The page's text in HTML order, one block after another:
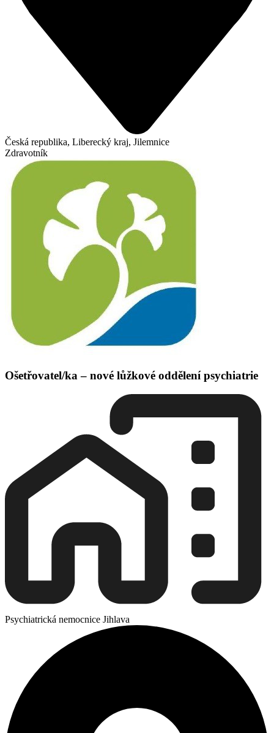
Česká republika, Liberecký kraj, Jilemnice
Zdravotník
Ošetřovatel/ka – nové lůžkové oddělení psychiatrie
Psychiatrická nemocnice Jihlava